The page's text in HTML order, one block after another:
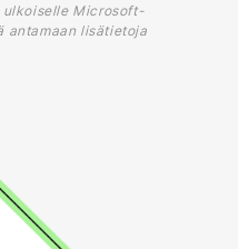
Microsoft-
antamaan lisätietoja